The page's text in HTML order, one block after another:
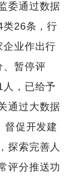
委通过数据
类26条，行
业作出行
、暂停评
，已给予
通过大数据
督促开发建
探索完善人
评分推送功